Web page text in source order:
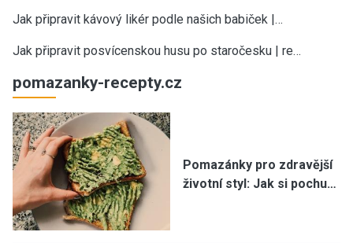
Jak připravit kávový likér podle našich babiček |…
Jak připravit posvícenskou husu po staročesku | re…
pomazanky-recepty.cz
Pomazánky pro zdravější
životní styl: Jak si pochu…